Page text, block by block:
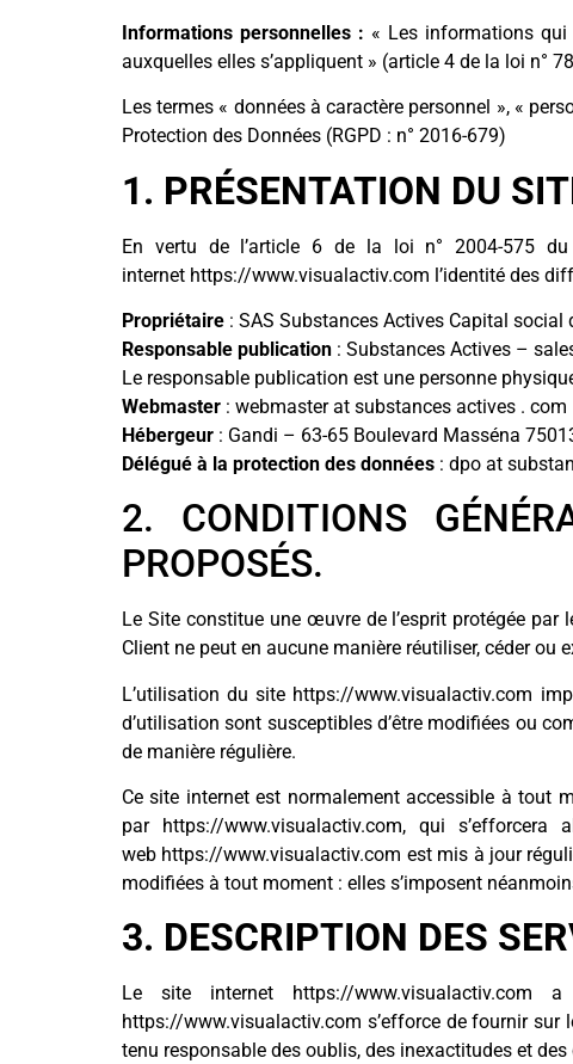
Informations personnelles : « Les informations qui
auxquelles elles s’appliquent » (article 4 de la loi n°
Les termes « données à caractère personnel », «
Protection des Données (RGPD : n° 2016-679)
1. PRÉSENTATION DU
En vertu de l’article 6 de la loi n° 2004-575
internet https://www.visualactiv.com l’identité des
Propriétaire : SAS Substances Actives Capital
Responsable publication : Substances Actives –
Le responsable publication est une personne
Webmaster : webmaster at substances actives . com
Hébergeur : Gandi – 63-65 Boulevard Masséna
Délégué à la protection des données : dpo at
2. CONDITIONS
PROPOSÉS.
Le Site constitue une œuvre de l’esprit protégée
Client ne peut en aucune manière réutiliser, céder
L’utilisation du site https://www.visualactiv.com
d’utilisation sont susceptibles d’être modifiées ou
de manière régulière.
Ce site internet est normalement accessible à tout
par https://www.visualactiv.com, qui
web https://www.visualactiv.com est mis à jour
modifiées à tout moment : elles s’imposent
3. DESCRIPTION DES
Le site internet https://
https://www.visualactiv.com s’efforce de fournir
tenu responsable des oublis, des inexactitudes et